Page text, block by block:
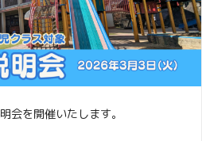
会を開催いたします。